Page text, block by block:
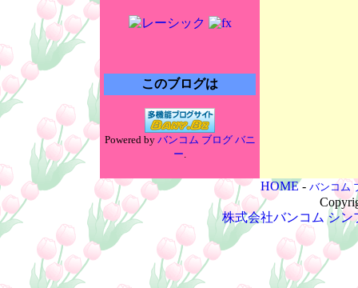
このブログは
Powered by バンコム ブログ バニ
ー.
HOME- バンコム
株式会社バンコム シン